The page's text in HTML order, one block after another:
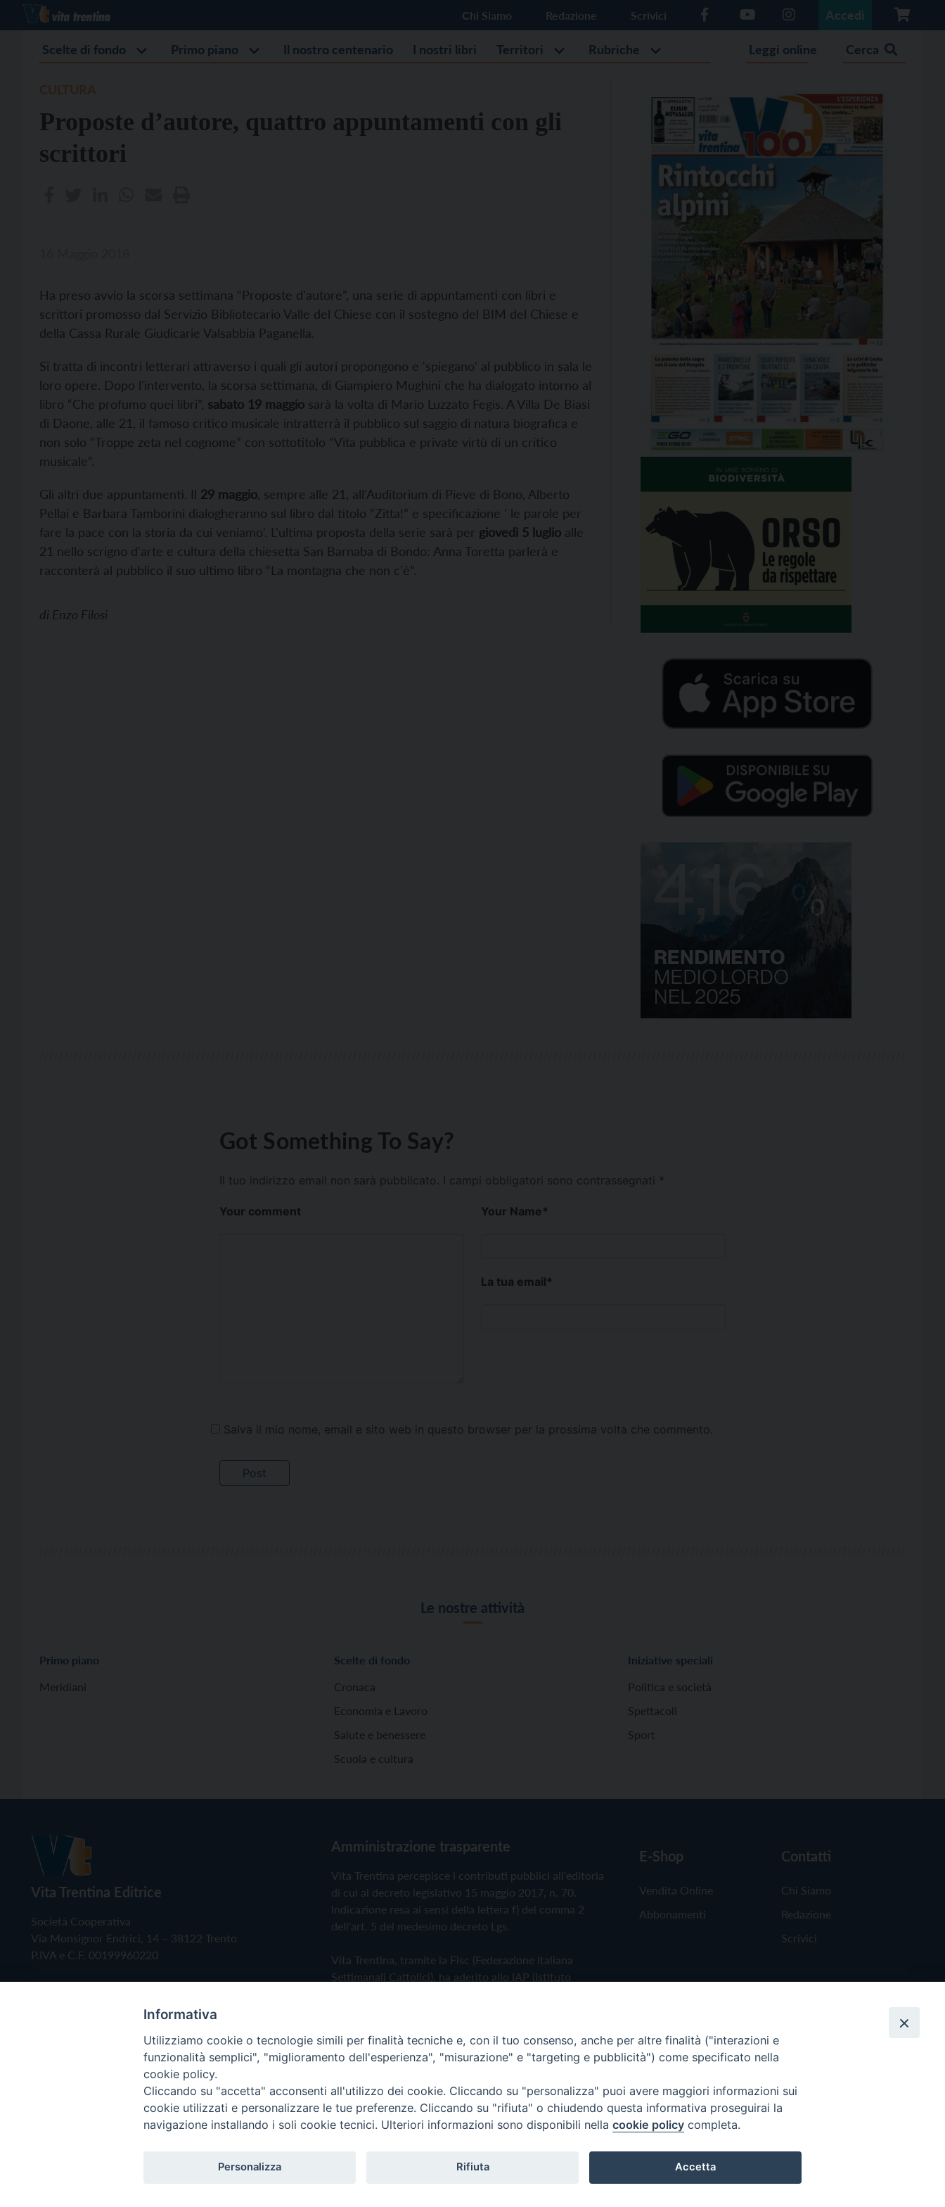
Chi Siamo Redazione Scrivici Accedi
Scelte di fondo Primo piano Il nostro centenario I nostri libri Territori Rubriche Leggi online Cerca
Proposte d’autore, quattro appuntamenti con gli
scrittori
Ha preso avvio la scorsa settimana “Proposte d'autore”, una serie di appuntamenti con libri e
scrittori promosso dal Servizio Bibliotecario Valle del Chiese con il sostegno del BIM del Chiese e
della Cassa Rurale Giudicarie Valsabbia Paganella.
Si tratta di incontri letterari attraverso i quali gli autori propongono e 'spiegano' al pubblico in sala le
loro opere. Dopo l'intervento, la scorsa settimana, di Giampiero Mughini che ha dialogato intorno al
libro “Che profumo quei libri”, sabato 19 maggio sarà la volta di Mario Luzzato Fegis. A Villa De Biasi
di Daone, alle 21, il famoso critico musicale intratterrà il pubblico sul saggio di natura biografica e
non solo “Troppe zeta nel cognome” con sottotitolo “Vita pubblica e private virtù di un critico
musicale”.
Gli altri due appuntamenti. Il 29 maggio , sempre alle 21, all'Auditorium di Pieve di Bono, Alberto
Pellai e Barbara Tamborini dialogheranno sul libro dal titolo “Zitta!” e specificazione ' le parole per
fare la pace con la storia da cui veniamo'. L'ultima proposta della serie sarà per giovedì 5 luglio alle
21 nello scrigno d'arte e cultura della chiesetta San Barnaba di Bondo: Anna Toretta parlerà e
racconterà al pubblico il suo ultimo libro “La montagna che non c'è”.
di Enzo Filosi
Got Something To Say?
Il tuo indirizzo email non sarà pubblicato. I campi obbligatori sono contrassegnati *
Your comment Your Name*
La tua email*
Salva il mio nome, email e sito web in questo browser per la prossima volta che commento.
Le nostre attività
Primo piano
Meridiani
Scelte di fondo
Cronaca
Economia e Lavoro
Salute e benessere
Scuola e cultura
Iniziative speciali
Politica e società
Spettacoli
Sport
Vita Trentina Editrice
Società Cooperativa
Via Monsignor Endrici, 14 – 38122 Trento
P.IVA e C.F. 00199960220
Amministrazione trasparente
Vita Trentina percepisce i contributi pubblici all'editoria
di cui al decreto legislativo 15 maggio 2017, n. 70.
Indicazione resa ai sensi della lettera f) del comma 2
dell'art. 5 del medesimo decreto Lgs.
Vita Trentina, tramite la Fisc (Federazione Italiana
Settimanali Cattolici), ha aderito allo IAP (Istituto
Privacy Policy Cookie Policy
E-Shop
Vendita Online
Abbonamenti
Contatti
Chi Siamo
Redazione
Scrivici
Copyright © 2019 - Tutti i diritti riservati - Vita Trentina Editrice
Informativa
Utilizziamo cookie o tecnologie simili per finalità tecniche e, con il tuo consenso, anche per altre finalità ("interazioni e
funzionalità semplici", "miglioramento dell'esperienza", "misurazione" e "targeting e pubblicità") come specificato nella
cookie policy.
Cliccando su "accetta" acconsenti all'utilizzo dei cookie. Cliccando su "personalizza" puoi avere maggiori informazioni sui
cookie utilizzati e personalizzare le tue preferenze. Cliccando su "rifiuta" o chiudendo questa informativa proseguirai la
navigazione installando i soli cookie tecnici. Ulteriori informazioni sono disponibili nella cookie policy completa.
Personalizza Rifiuta Accetta